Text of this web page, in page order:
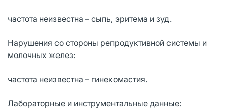
частота неизвестна – сыпь, эритема и зуд.
Нарушения со стороны репродуктивной системы и
молочных желез:
частота неизвестна – гинекомастия.
Лабораторные и инструментальные данные: